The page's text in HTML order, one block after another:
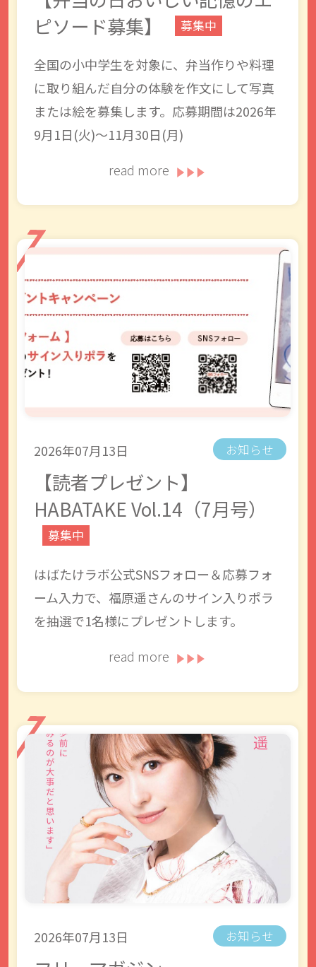
ピソード募集】
募集中
全国の小中学生を対象に、弁当作りや料理
に取り組んだ自分の体験を作文にして写真
または絵を募集します。応募期間は2026年
9月1日(火)〜11月30日(月)
read more
2026年07月13日 お知らせ
【読者プレゼント】
HABATAKE Vol.14（7月号）
募集中
はばたけラボ公式SNSフォロー＆応募フォ
ーム入力で、福原遥さんのサイン入りポラ
を抽選で1名様にプレゼントします。
read more
2026年07月13日 お知らせ